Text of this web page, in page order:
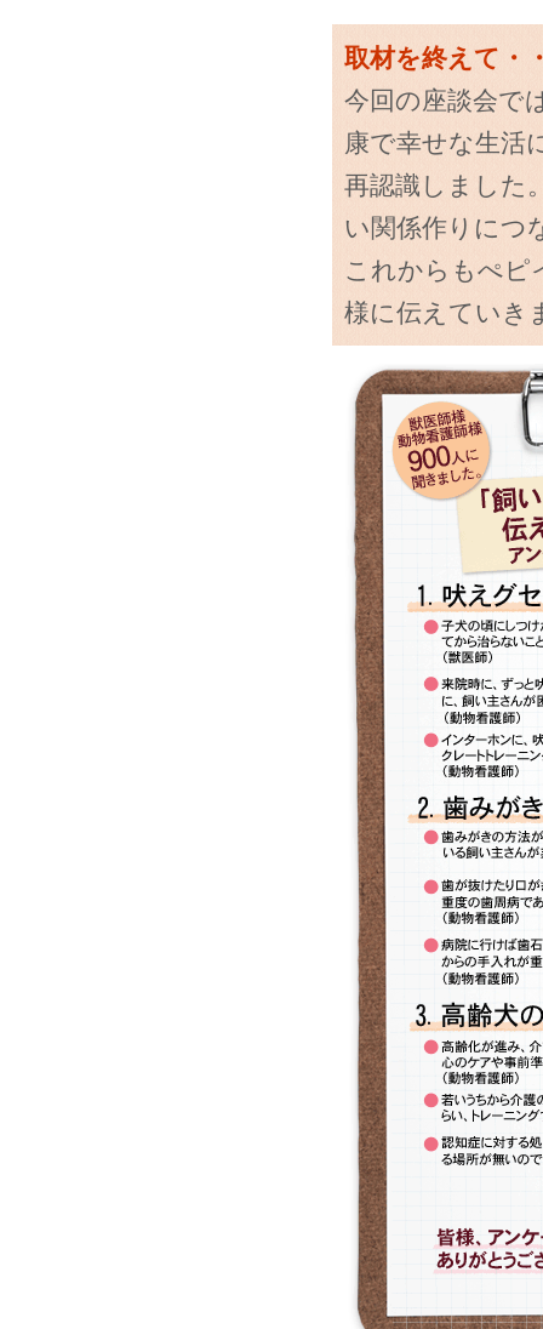
取材を終えて・
今回の座談会で
康で幸せな生活
再認識しました
い関係作りにつ
これからもぺピ
様に伝えていき